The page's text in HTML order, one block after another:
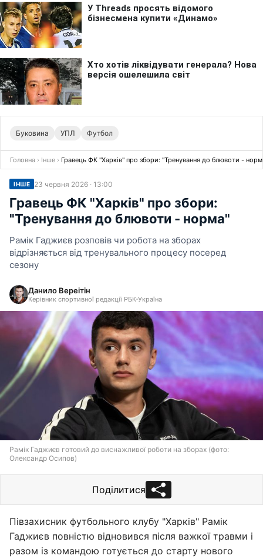
Буковина УПЛ Футбол
Головна › Інше › Гравець ФК "Харків" про збори: "Тренування до блювоти -
ІНШЕ 23 червня 2026 · 13:00
Гравець ФК "Харків" про збори:
"Тренування до блювоти - норма"
Рамік Гаджиєв розповів чи робота на зборах
відрізняється від тренувального процесу посеред
сезону
Данило Вереітін
Керівник спортивної редакції РБК-Україна
Рамік Гаджиєв готовий до виснажливої роботи на зборах (фото:
Олександр Осипов)
Поділитися
Півзахисник футбольного клубу "Харків" Рамік
Гаджиєв повністю відновився після важкої травми і
разом із командою готується до старту нового